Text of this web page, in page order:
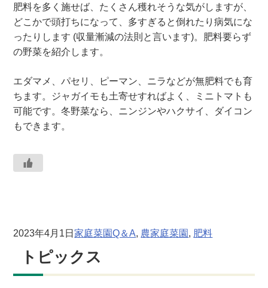
肥料を多く施せば、たくさん穫れそうな気がしますが、
どこかで頭打ちになって、多すぎると倒れたり病気にな
ったりします (収量漸減の法則と言います)。肥料要らず
の野菜を紹介します。
エダマメ、パセリ、ピーマン、ニラなどが無肥料でも育
ちます。ジャガイモも土寄せすればよく、ミニトマトも
可能です。冬野菜なら、ニンジンやハクサイ、ダイコン
もできます。
2023年4月1日家庭菜園Q＆A, 農家庭菜園 , 肥料
トピックス